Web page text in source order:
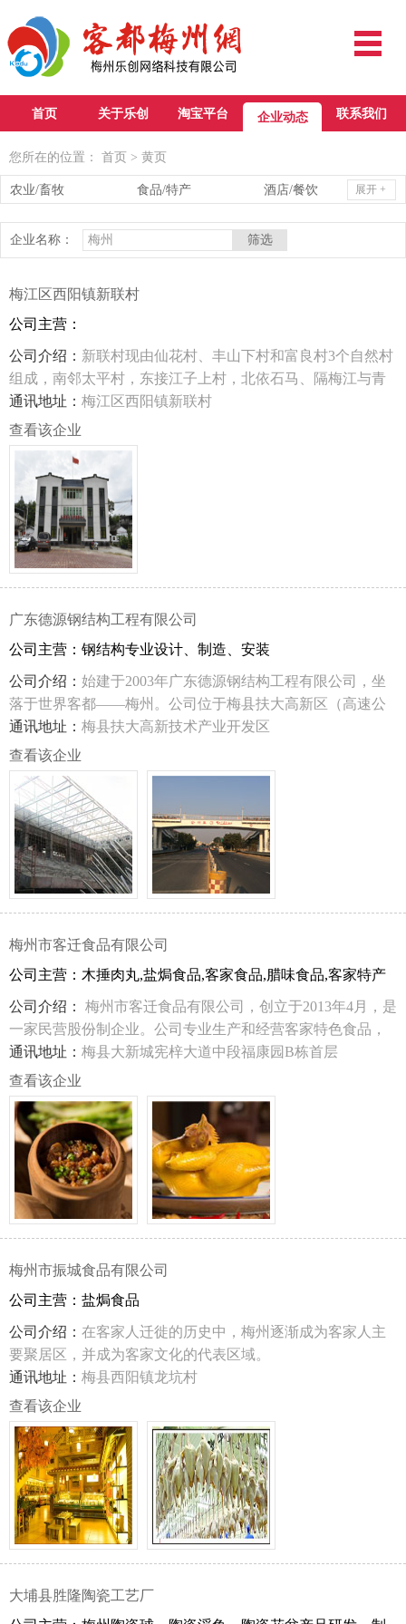
首页 关于乐创 淘宝平台 企业动态 联系我们
您所在的位置： 首页 > 黄页
农业/畜牧 食品/特产
酒店/餐饮
政府/服务
工业/电子
展开 +
企业名称：
梅江区西阳镇新联村
公司主营：
公司介绍： 新联村现由仙花村、丰山下村和富良村3个自然村
组成，南邻太平村，东接江子上村，北依石马、隔梅江与青
草铺相望，西连四平村，交通便利，距梅龙高速西阳进出口
约5.7公里，距省道S333线和白宫公交总站约2.1公里。
通讯地址： 梅江区西阳镇新联村
查看该企业
广东德源钢结构工程有限公司
公司主营：钢结构专业设计、制造、安装
公司介绍： 始建于2003年广东德源钢结构工程有限公司，坐
落于世界客都——梅州。公司位于梅县扶大高新区（高速公
路城西入口侧），注册资本1000万元，占地22亩，拥有设
计、制作、工程安装高、中级专业技术人员共 100多人及国内
先进数控切割、组立、埋弧焊、矫正、抛丸除锈喷涂、相贯
切割等生产设备线两条，配备完善的质量检测体系，确保构
件规范生产优良达标。
通讯地址： 梅县扶大高新技术产业开发区
查看该企业
梅州市客迁食品有限公司
公司主营：木捶肉丸,盐焗食品,客家食品,腊味食品,客家特产
公司介绍：
梅州市客迁食品有限公司，创立于2013年4月，是
一家民营股份制企业。公司专业生产和经营客家特色食品，
产品包括：公司自主开发研制的木捶肉丸系列食品、地道盐
焗系列食品、客家传统腊味系列食品和各式客家土特产。
通讯地址： 梅县大新城宪梓大道中段福康园B栋首层
查看该企业
梅州市振城食品有限公司
公司主营：盐焗食品
公司介绍： 在客家人迁徙的历史中，梅州逐渐成为客家人主
要聚居区，并成为客家文化的代表区域。
通讯地址： 梅县西阳镇龙坑村
查看该企业
大埔县胜隆陶瓷工艺厂